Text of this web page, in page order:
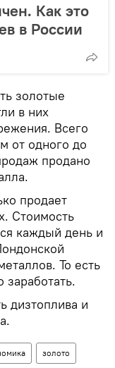
Как это
в России
золотые
в них
Всего
от одного до
продано
продает
Стоимость
каждый день и
То есть
дизтоплива и
золото